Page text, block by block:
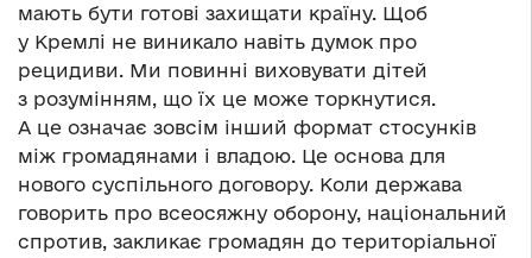
мають бути готові захищати країну. Щоб
у Кремлі не виникало навіть думок про
рецидиви. Ми повинні виховувати дітей
з розумінням, що їх це може торкнутися.
А це означає зовсім інший формат стосунків
між громадянами і владою. Це основа для
нового суспільного договору. Коли держава
говорить про всеосяжну оборону, національний
спротив, закликає громадян до територіальної